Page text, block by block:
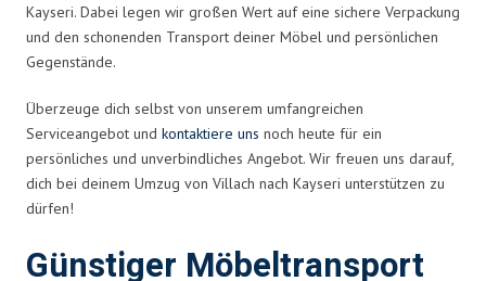
Kayseri. Dabei legen wir großen Wert auf eine sichere Verpackung
und den schonenden Transport deiner Möbel und persönlichen
Gegenstände.
Überzeuge dich selbst von unserem umfangreichen
Serviceangebot und kontaktiere uns noch heute für ein
persönliches und unverbindliches Angebot. Wir freuen uns darauf,
dich bei deinem Umzug von Villach nach Kayseri unterstützen zu
dürfen!
Günstiger Möbeltransport